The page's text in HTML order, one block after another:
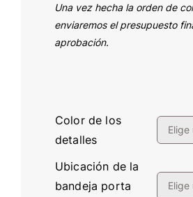
Una vez hecha la orden de
enviaremos el presupuesto
aprobación.
Color de los
detalles
Ubicación de la
bandeja porta